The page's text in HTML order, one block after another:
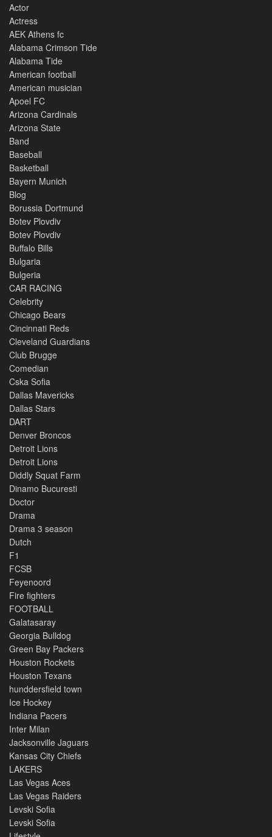
Actor
Actress
AEK Athens fc
Alabama Crimson Tide
Alabama Tide
American football
American musician
Apoel FC
Arizona Cardinals
Arizona State
Band
Baseball
Basketball
Bayern Munich
Blog
Borussia Dortmund
Botev Plovdiv
Botev Plovdiv
Buffalo Bills
Bulgaria
Bulgeria
CAR RACING
Celebrity
Chicago Bears
Cincinnati Reds
Cleveland Guardians
Club Brugge
Comedian
Cska Sofia
Dallas Mavericks
Dallas Stars
DART
Denver Broncos
Detroit Lions
Detroit Lions
Diddly Squat Farm
Dinamo Bucuresti
Doctor
Drama
Drama 3 season
Dutch
F1
FCSB
Feyenoord
Fire fighters
FOOTBALL
Galatasaray
Georgia Bulldog
Green Bay Packers
Houston Rockets
Houston Texans
hunddersfield town
Ice Hockey
Indiana Pacers
Inter Milan
Jacksonville Jaguars
Kansas City Chiefs
LAKERS
Las Vegas Aces
Las Vegas Raiders
Levski Sofia
Levski Sofia